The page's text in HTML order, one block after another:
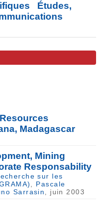
Études,
Madagascar
Mining
Responsability
sur les
Pascale
Sarrasin , juin 2003